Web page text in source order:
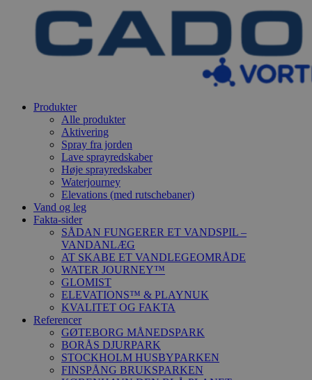
Produkter
Alle produkter
Aktivering
Spray fra jorden
Lave sprayredskaber
Høje sprayredskaber
Waterjourney
Elevations (med rutschebaner)
Vand og leg
Fakta-sider
SÅDAN FUNGERER ET VANDSPIL –
VANDANLÆG
AT SKABE ET VANDLEGEOMRÅDE
WATER JOURNEY™
GLOMIST
ELEVATIONS™ & PLAYNUK
KVALITET OG FAKTA
Referencer
GØTEBORG MÅNEDSPARK
BORÅS DJURPARK
STOCKHOLM HUSBYPARKEN
FINSPÅNG BRUKSPARKEN